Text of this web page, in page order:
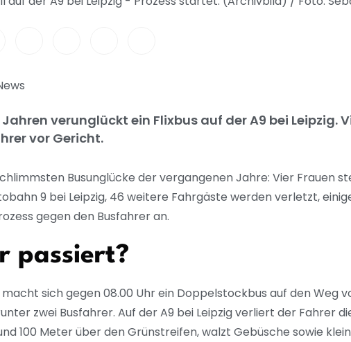
verunglückt ein Flixbus auf der A9 bei Leipzig.
vor Gericht.
Busunglücke der vergangenen Jahre: Vier Frauen
9 bei Leipzig, 46 weitere Fahrgäste werden verletzt,
gegen den Busfahrer an.
passiert?
sich gegen 08.00 Uhr ein Doppelstockbus auf den Weg
zwei Busfahrer. Auf der A9 bei Leipzig verliert der Fahrer
100 Meter über den Grünstreifen, walzt Gebüsche sowie